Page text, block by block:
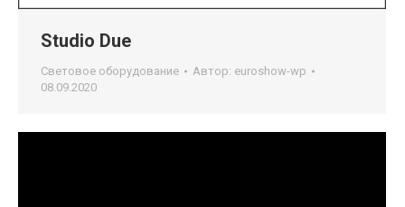
Studio Due
Световое оборудование Автор: euroshow-wp
08.09.2020